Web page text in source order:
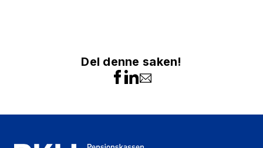
Del denne saken!